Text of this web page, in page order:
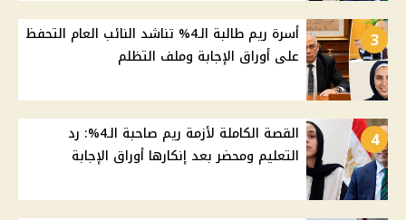
3
أسرة ريم طالبة الـ4% تناشد النائب العام التحفظ
على أوراق الإجابة وملف التظلم
4
القصة الكاملة لأزمة ريم صاحبة الـ4%: رد
التعليم ومحضر بعد إنكارها أوراق الإجابة